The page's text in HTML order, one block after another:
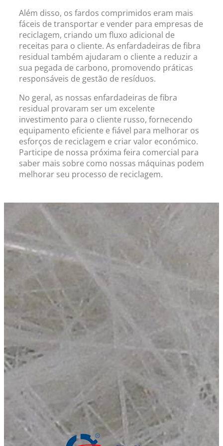
Além disso, os fardos comprimidos eram mais
fáceis de transportar e vender para empresas de
reciclagem, criando um fluxo adicional de
receitas para o cliente. As enfardadeiras de fibra
residual também ajudaram o cliente a reduzir a
sua pegada de carbono, promovendo práticas
responsáveis ​​de gestão de resíduos.
No geral, as nossas enfardadeiras de fibra
residual provaram ser um excelente
investimento para o cliente russo, fornecendo
equipamento eficiente e fiável para melhorar os
esforços de reciclagem e criar valor económico.
Participe de nossa próxima feira comercial para
saber mais sobre como nossas máquinas podem
melhorar seu processo de reciclagem.